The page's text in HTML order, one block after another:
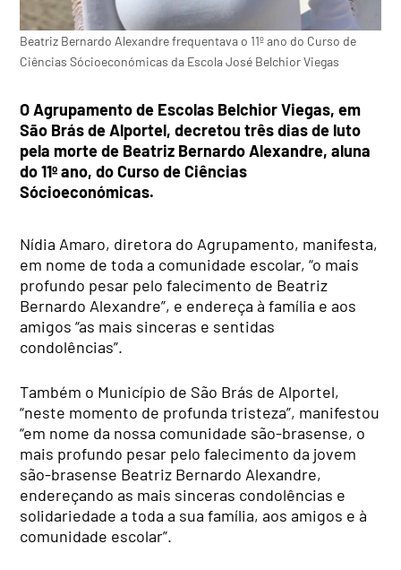
Beatriz Bernardo Alexandre frequentava o 11º ano do Curso de
Ciências Sócioeconómicas da Escola José Belchior Viegas
O Agrupamento de Escolas Belchior Viegas, em
São Brás de Alportel, decretou três dias de luto
pela morte de Beatriz Bernardo Alexandre, aluna
do 11º ano, do Curso de Ciências
Sócioeconómicas.
Nídia Amaro, diretora do Agrupamento, manifesta,
em nome de toda a comunidade escolar, “o mais
profundo pesar pelo falecimento de Beatriz
Bernardo Alexandre”, e endereça à família e aos
amigos “as mais sinceras e sentidas
condolências”.
Também o Município de São Brás de Alportel,
“neste momento de profunda tristeza”, manifestou
“em nome da nossa comunidade são-brasense, o
mais profundo pesar pelo falecimento da jovem
são-brasense Beatriz Bernardo Alexandre,
endereçando as mais sinceras condolências e
solidariedade a toda a sua família, aos amigos e à
comunidade escolar”.